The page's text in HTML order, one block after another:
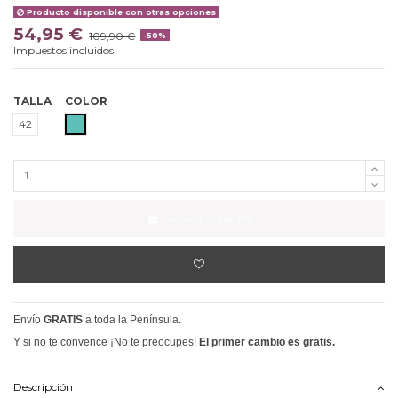
Producto disponible con otras opciones
54,95 € 109,90 € -50%
Impuestos incluidos
TALLA
42
COLOR
Envío GRATIS a toda la Península.
Y si no te convence ¡No te preocupes! El primer cambio es gratis.
Descripción